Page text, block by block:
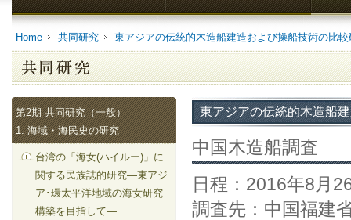
Home 共同研究 東アジアの伝統的木造船建造および操船技術の比較
東アジアの伝統的木造船
中国木造船調査
日程：2016年8月
調査先：中国福建
第2期 共同研究（一般）
1. 海域・海民史の研究
台湾の「海女(ハイルー)」に
関する民族誌的研究—東アジ
ア･環太平洋地域の海女研究
構築を目指して—